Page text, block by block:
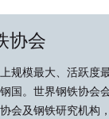
协会
规模最大、活跃度
国。世界钢铁协会
会及钢铁研究机构